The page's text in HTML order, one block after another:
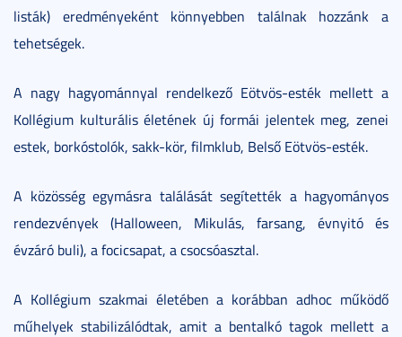
listák) eredményeként könnyebben találnak hozzánk a
tehetségek.
A nagy hagyománnyal rendelkező Eötvös-esték mellett a
Kollégium kulturális életének új formái jelentek meg, zenei
estek, borkóstolók, sakk-kör, filmklub, Belső Eötvös-esték.
A közösség egymásra találását segítették a hagyományos
rendezvények (Halloween, Mikulás, farsang, évnyitó és
évzáró buli), a focicsapat, a csocsóasztal.
A Kollégium szakmai életében a korábban adhoc működő
műhelyek stabilizálódtak, amit a bentalkó tagok mellett a